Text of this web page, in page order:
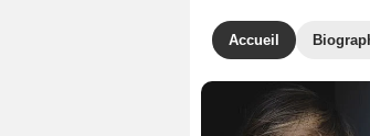
Accueil